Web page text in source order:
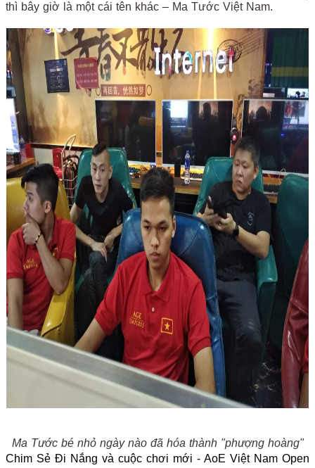
thì bây giờ là một cái tên khác – Ma Tước Việt Nam.
Ma Tước bé nhỏ ngày nào đã hóa thành "phượng hoàng"
Chim Sẻ Đi Nắng và cuộc chơi mới - AoE Việt Nam Open